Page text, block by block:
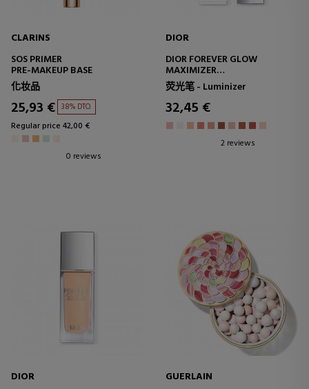
CLARINS
SOS PRIMER
PRE-MAKEUP BASE
化妆品
25,93 € 38% DTO.
Regular price 42,00 €
0 reviews
DIOR
DIOR FOREVER GLOW
MAXIMIZER
LONG-LASTING LIQUID
HIGHLIGHTER
荧光笔 - Luminizer
32,45 €
2 reviews
DIOR
GUERLAIN